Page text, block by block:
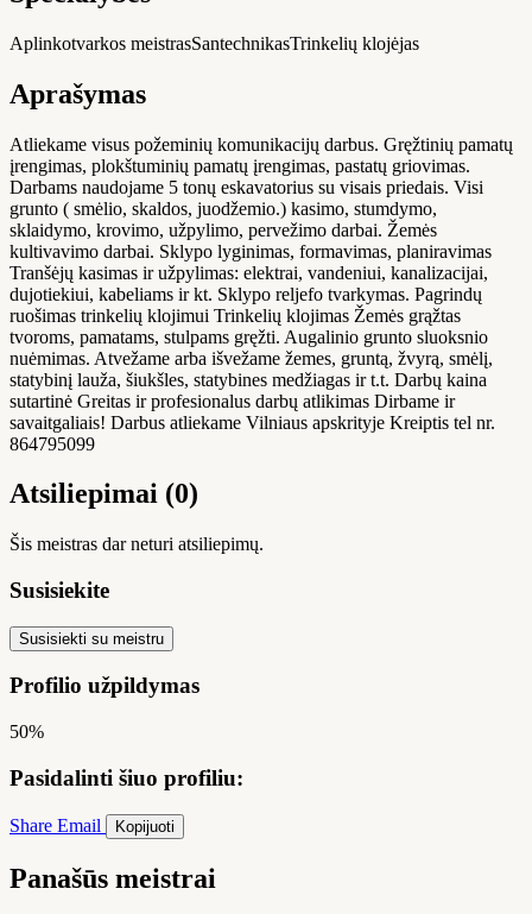
Aplinkotvarkos meistrasSantechnikasTrinkelių klojėjas
Aprašymas
Atliekame visus požeminių komunikacijų darbus. Gręžtinių pamatų
įrengimas, plokštuminių pamatų įrengimas, pastatų griovimas.
Darbams naudojame 5 tonų eskavatorius su visais priedais. Visi
grunto ( smėlio, skaldos, juodžemio.) kasimo, stumdymo,
sklaidymo, krovimo, užpylimo, pervežimo darbai. Žemės
kultivavimo darbai. Sklypo lyginimas, formavimas, planiravimas
Tranšėjų kasimas ir užpylimas: elektrai, vandeniui, kanalizacijai,
dujotiekiui, kabeliams ir kt. Sklypo reljefo tvarkymas. Pagrindų
ruošimas trinkelių klojimui Trinkelių klojimas Žemės grąžtas
tvoroms, pamatams, stulpams gręžti. Augalinio grunto sluoksnio
nuėmimas. Atvežame arba išvežame žemes, gruntą, žvyrą, smėlį,
statybinį lauža, šiukšles, statybines medžiagas ir t.t. Darbų kaina
sutartinė Greitas ir profesionalus darbų atlikimas Dirbame ir
savaitgaliais! Darbus atliekame Vilniaus apskrityje Kreiptis tel nr.
864795099
Atsiliepimai (0)
Šis meistras dar neturi atsiliepimų.
Susisiekite
Susisiekti su meistru
Profilio užpildymas
50%
Pasidalinti šiuo profiliu:
Share Email Kopijuoti
Panašūs meistrai